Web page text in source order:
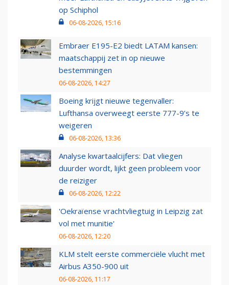
op Schiphol
06-08-2026, 15:16
Embraer E195-E2 biedt LATAM kansen:
maatschappij zet in op nieuwe
bestemmingen
06-08-2026, 14:27
Boeing krijgt nieuwe tegenvaller:
Lufthansa overweegt eerste 777-9’s te
weigeren
06-08-2026, 13:36
Analyse kwartaalcijfers: Dat vliegen
duurder wordt, lijkt geen probleem voor
de reiziger
06-08-2026, 12:22
'Oekraïense vrachtvliegtuig in Leipzig zat
vol met munitie'
06-08-2026, 12:20
KLM stelt eerste commerciële vlucht met
Airbus A350-900 uit
06-08-2026, 11:17